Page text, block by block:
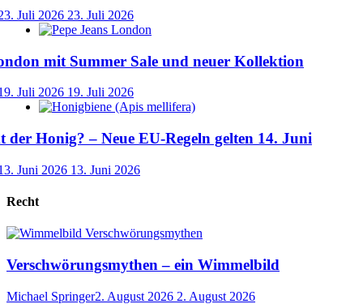
Juli 2026 23. Juli 2026
mit Summer Sale und neuer Kollektion
Juli 2026 19. Juli 2026
der Honig? – Neue EU-Regeln gelten 14. Juni
Juni 2026 13. Juni 2026
Recht
Verschwörungsmythen – ein Wimmelbild
Michael Springer2. August 2026 2. August 2026